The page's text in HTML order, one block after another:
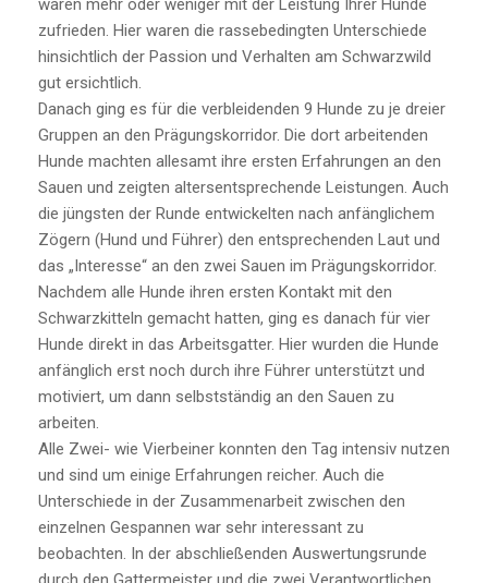
waren mehr oder weniger mit der Leistung Ihrer Hunde
zufrieden. Hier waren die rassebedingten Unterschiede
hinsichtlich der Passion und Verhalten am Schwarzwild
gut ersichtlich.
Danach ging es für die verbleidenden 9 Hunde zu je dreier
Gruppen an den Prägungskorridor. Die dort arbeitenden
Hunde machten allesamt ihre ersten Erfahrungen an den
Sauen und zeigten altersentsprechende Leistungen. Auch
die jüngsten der Runde entwickelten nach anfänglichem
Zögern (Hund und Führer) den entsprechenden Laut und
das „Interesse“ an den zwei Sauen im Prägungskorridor.
Nachdem alle Hunde ihren ersten Kontakt mit den
Schwarzkitteln gemacht hatten, ging es danach für vier
Hunde direkt in das Arbeitsgatter. Hier wurden die Hunde
anfänglich erst noch durch ihre Führer unterstützt und
motiviert, um dann selbstständig an den Sauen zu
arbeiten.
Alle Zwei- wie Vierbeiner konnten den Tag intensiv nutzen
und sind um einige Erfahrungen reicher. Auch die
Unterschiede in der Zusammenarbeit zwischen den
einzelnen Gespannen war sehr interessant zu
beobachten. In der abschließenden Auswertungsrunde